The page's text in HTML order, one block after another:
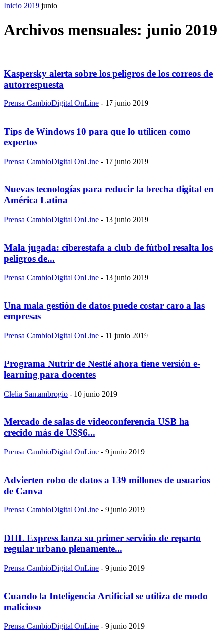
Inicio 2019 junio
Archivos mensuales: junio 2019
Kaspersky alerta sobre los peligros de los correos de
autorrespuesta
Prensa CambioDigital OnLine - 17 junio 2019
Tips de Windows 10 para que lo utilicen como
expertos
Prensa CambioDigital OnLine - 17 junio 2019
Nuevas tecnologías para reducir la brecha digital en
América Latina
Prensa CambioDigital OnLine - 13 junio 2019
Mala jugada: ciberestafa a club de fútbol resalta los
peligros de...
Prensa CambioDigital OnLine - 13 junio 2019
Una mala gestión de datos puede costar caro a las
empresas
Prensa CambioDigital OnLine - 11 junio 2019
Programa Nutrir de Nestlé ahora tiene versión e-
learning para docentes
Clelia Santambrogio - 10 junio 2019
Mercado de salas de videoconferencia USB ha
crecido más de US$6...
Prensa CambioDigital OnLine - 9 junio 2019
Advierten robo de datos a 139 millones de usuarios
de Canva
Prensa CambioDigital OnLine - 9 junio 2019
DHL Express lanza su primer servicio de reparto
regular urbano plenamente...
Prensa CambioDigital OnLine - 9 junio 2019
Cuando la Inteligencia Artificial se utiliza de modo
malicioso
Prensa CambioDigital OnLine - 9 junio 2019